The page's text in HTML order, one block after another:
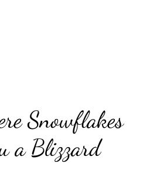
Snowflakes
a Blizzard